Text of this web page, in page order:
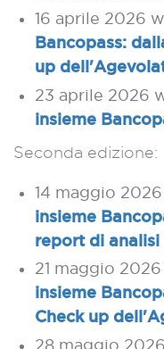
16 aprile 2026
Bancopass:
up
23 aprile 2026
insieme
Seconda edizione:
14 maggio
insieme
report di
21 maggio
insieme
Check up
28 maggio